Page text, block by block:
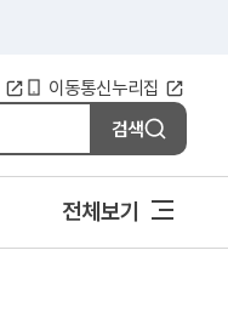
이동통신누리집
검색
전체보기